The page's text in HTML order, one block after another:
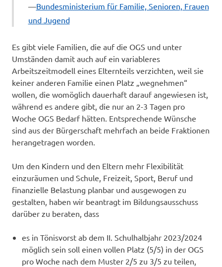
Bundesministerium für Familie, Senioren, Frauen
und Jugend
Es gibt viele Familien, die auf die OGS und unter
Umständen damit auch auf ein variableres
Arbeitszeitmodell eines Elternteils verzichten, weil sie
keiner anderen Familie einen Platz „wegnehmen“
wollen, die womöglich dauerhaft darauf angewiesen ist,
während es andere gibt, die nur an 2-3 Tagen pro
Woche OGS Bedarf hätten. Entsprechende Wünsche
sind aus der Bürgerschaft mehrfach an beide Fraktionen
herangetragen worden.
Um den Kindern und den Eltern mehr Flexibilität
einzuräumen und Schule, Freizeit, Sport, Beruf und
finanzielle Belastung planbar und ausgewogen zu
gestalten, haben wir beantragt im Bildungsausschuss
darüber zu beraten, dass
es in Tönisvorst ab dem II. Schulhalbjahr 2023/2024
möglich sein soll einen vollen Platz (5/5) in der OGS
pro Woche nach dem Muster 2/5 zu 3/5 zu teilen,